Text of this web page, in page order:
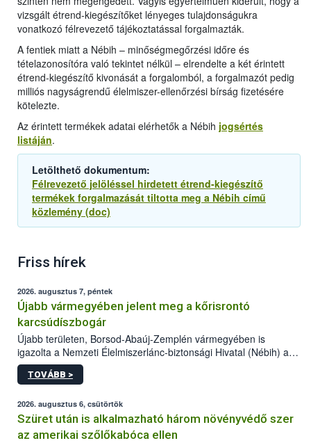
vizsgált étrend-kiegészítőket lényeges tulajdonságukra
vonatkozó félrevezető tájékoztatással forgalmazták.
A fentiek miatt a Nébih – minőségmegőrzési időre és
tételazonosítóra való tekintet nélkül – elrendelte a két érintett
étrend-kiegészítő kivonását a forgalomból, a forgalmazót pedig
milliós nagyságrendű élelmiszer-ellenőrzési bírság fizetésére
kötelezte.
Az érintett termékek adatai elérhetők a Nébih jogsértés
listáján.
Letölthető dokumentum:
Félrevezető jelöléssel hirdetett étrend-kiegészítő
termékek forgalmazását tiltotta meg a Nébih című
közlemény (doc)
Friss hírek
2026. augusztus 7, péntek
Újabb vármegyében jelent meg a kőrisrontó
karcsúdíszbogár
Újabb területen, Borsod-Abaúj-Zemplén vármegyében is
igazolta a Nemzeti Élelmiszerlánc-biztonsági Hivatal (Nébih) a
kőrisrontó karcsúdíszbogár (Agrilus planipennis) jelenlétét. A
kártevőt nem csak színcsapdában találták meg, de már fertőzött
az intenzív felderítést, emellett az intézkedéseket a szlovák
hatósággal is összehangolják a terjedés megállítása érdekében.
TOVÁBB >
2026. augusztus 6, csütörtök
Szüret után is alkalmazható három növényvédő szer
az amerikai szőlőkabóca ellen